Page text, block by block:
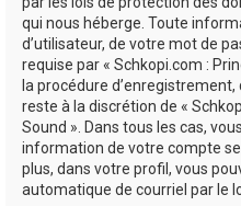
qui nous héberge. Toute
d’utilisateur, de votre mot de
requise par « Schkopi.com :
la procédure d’enregistrement,
reste à la discrétion de «
Sound ». Dans tous les cas,
information de votre compte
plus, dans votre profil, vous
automatique de courriel par le